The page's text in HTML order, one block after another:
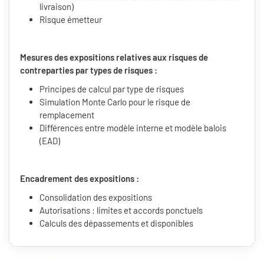
livraison)
Risque émetteur
Mesures des expositions relatives aux risques de
contreparties par types de risques :
Principes de calcul par type de risques
Simulation Monte Carlo pour le risque de
remplacement
Différences entre modèle interne et modèle balois
(EAD)
Encadrement des expositions :
Consolidation des expositions
Autorisations : limites et accords ponctuels
Calculs des dépassements et disponibles